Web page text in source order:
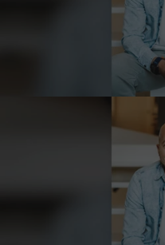
Die Produkte
gut, Bestelle
Verifizierter
Der Schinken
köstlich und
Deshalb
Ulrich Karl